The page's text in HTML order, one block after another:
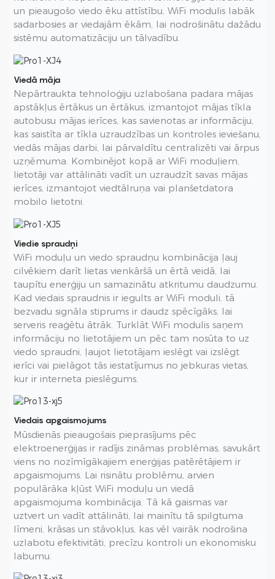
un pieaugošo viedo ēku attīstību, WiFi modulis labāk
sadarbosies ar viedajām ēkām, lai nodrošinātu dažādu
sistēmu automatizāciju un tālvadību.
Viedā māja
Nepārtraukta tehnoloģiju uzlabošana padara mājas
apstākļus ērtākus un ērtākus, izmantojot mājas tīkla
autobusu mājas ierīces, kas savienotas ar informāciju,
kas saistīta ar tīkla uzraudzības un kontroles ieviešanu,
viedās mājas darbi, lai pārvaldītu centralizēti vai ārpus
uzņēmuma. Kombinējot kopā ar WiFi moduļiem,
lietotāji var attālināti vadīt un uzraudzīt savas mājas
ierīces, izmantojot viedtālruņa vai planšetdatora
mobilo lietotni.
Viedie spraudņi
WiFi moduļu un viedo spraudņu kombinācija ļauj
cilvēkiem darīt lietas vienkāršā un ērtā veidā, lai
taupītu enerģiju un samazinātu atkritumu daudzumu.
Kad viedais spraudnis ir iegults ar WiFi moduli, tā
bezvadu signāla stiprums ir daudz spēcīgāks, lai
serveris reaģētu ātrāk. Turklāt WiFi modulis saņem
informāciju no lietotājiem un pēc tam nosūta to uz
viedo spraudni, ļaujot lietotājam ieslēgt vai izslēgt
ierīci vai pielāgot tās iestatījumus no jebkuras vietas,
kur ir interneta pieslēgums.
Viedais apgaismojums
Mūsdienās pieaugošais pieprasījums pēc
elektroenerģijas ir radījis zināmas problēmas, savukārt
viens no nozīmīgākajiem enerģijas patērētājiem ir
apgaismojums. Lai risinātu problēmu, arvien
populārāka kļūst WiFi moduļu un viedā
apgaismojuma kombinācija. Tā kā gaismas var
uztvert un vadīt attālināti, lai mainītu tā spilgtuma
līmeni, krāsas un stāvokļus, kas vēl vairāk nodrošina
uzlabotu efektivitāti, precīzu kontroli un ekonomisku
labumu.